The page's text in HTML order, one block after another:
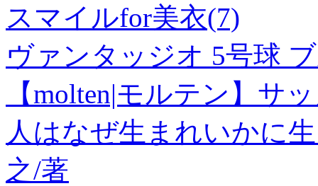
スマイルfor美衣(7)
ヴァンタッジオ 5号球
【molten|モルテン】サ
人はなぜ生まれいかに
之/著